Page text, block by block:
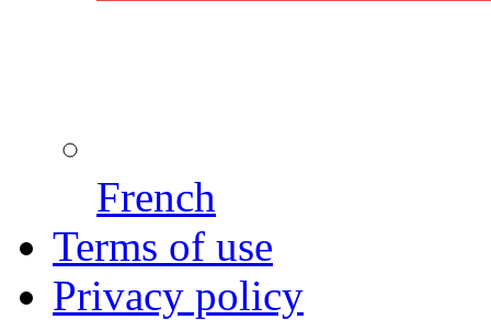
French
Terms of use
Privacy policy